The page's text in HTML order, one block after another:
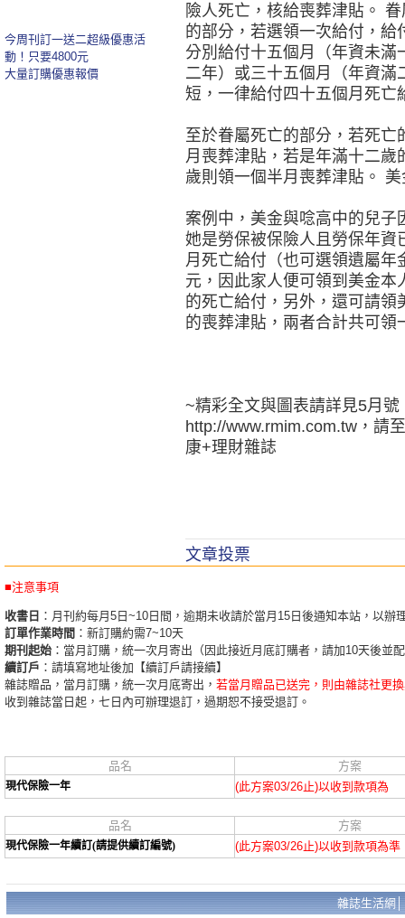
險人死亡，核給喪葬津貼。
的部分，若選領一次給付，
分別給付十五個月（年資未滿
二年）或三十五個月（年資
短，一律給付四十五個月死亡
至於眷屬死亡的部分，若死
月喪葬津貼，若是年滿十二
歲則領一個半月喪葬津貼。
案例中，美金與唸高中的兒
她是勞保被保險人且勞保年資
月死亡給付（也可選領遺屬
元，因此家人便可領到美金
的死亡給付，另外，還可請
的喪葬津貼，兩者合計共可領
~精彩全文與圖表請詳見5月
http://www.rmim.com.tw，請
康+理財雜誌
文章投票
今周刊訂一送二超級優惠活
動！只要4800元
大量訂購優惠報價
■注意事項
收書日 ：月刊約每月5日~10日間，逾期未收請於當月15日後通知本站，以辦
訂單作業時間 ：新訂購約需7~10天
期刊起始 ：當月訂購，統一次月寄出（因此接近月底訂購者，請加10天後並
續訂戶 ：請填寫地址後加【續訂戶請接續】
雜誌贈品，當月訂購，統一次月底寄出， 若當月贈品已送完，則由雜誌社更
收到雜誌當日起，七日內可辦理退訂，過期恕不接受退訂。
品名 方案
現代保險一年 (此方案03/26止)以收到款項為
品名 方案
現代保險一年續訂(請提供續訂編號) (此方案03/26止)以收到款項為準
雜誌生活網